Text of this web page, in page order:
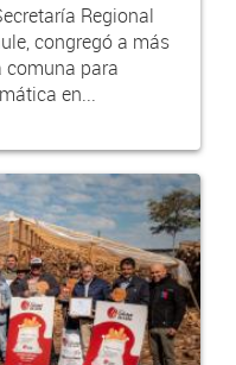
Regional
congregó a más
comuna para
en...